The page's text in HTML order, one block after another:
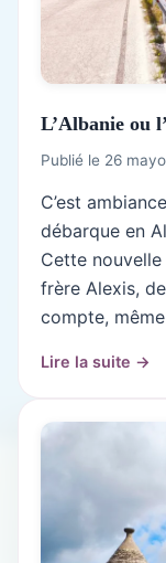
L’Albanie ou
Publié le 26
C’est
débarque en
Cette
frère Alexis,
compte,
Lire la suite →